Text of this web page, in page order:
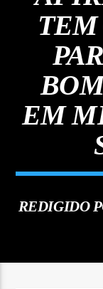
EM
REDIGIDO